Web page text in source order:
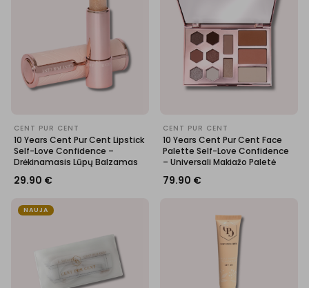
CENT PUR CENT
10 Years Cent Pur Cent Lipstick
Self-Love Confidence –
Drėkinamasis Lūpų Balzamas
29.90 €
CENT PUR CENT
10 Years Cent Pur Cent Face
Palette Self-Love Confidence
– Universali Makiažo Paletė
79.90 €
NAUJA